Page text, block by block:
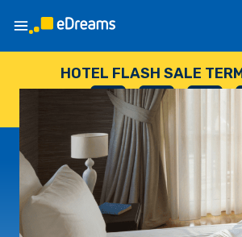
HOTEL FLASH SALE
--
GIORNI
: --
ORE
: